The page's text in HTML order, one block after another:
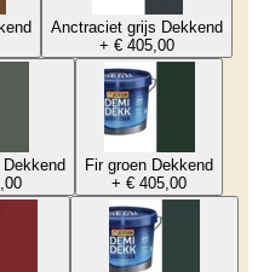
Anctraciet grijs Dekkend
+ € 405,00
Dekkend
Fir groen Dekkend
+ € 405,00